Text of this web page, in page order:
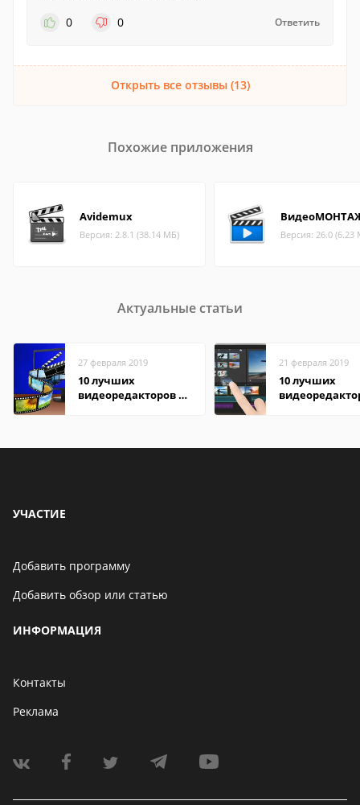
0
0 Ответить
Открыть все отзывы (13)
Похожие приложения
Avidemux
Версия: 2.8.1 (38.14 МБ) Версия: 26.0 (6.23
Актуальные статьи
27 февраля 2019
10 лучших
видеоредакторов на
21 февраля 2019
10 лучших
УЧАСТИЕ
Добавить программу
Добавить обзор или статью
ИНФОРМАЦИЯ
Контакты
Реклама